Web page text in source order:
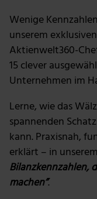
Wenige
unserem
Aktienwelt360-
15 clever
Unternehmen im
Lerne, wie das
spannenden
kann. Praxisnah,
erklärt – in
Bilanzkennzahlen,
machen”.